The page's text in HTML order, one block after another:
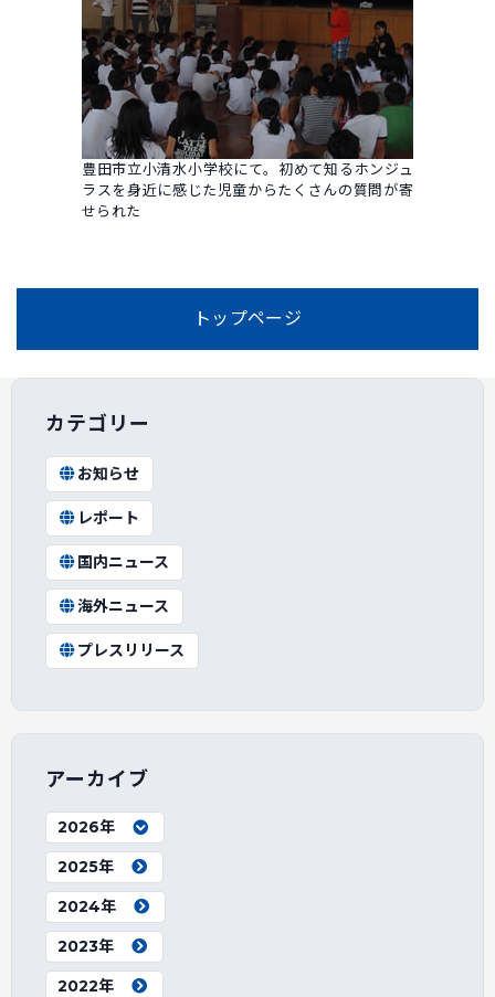
豊田市立小清水小学校にて。初めて知るホンジュ
ラスを身近に感じた児童からたくさんの質問が寄
せられた
トップページ
カテゴリー
お知らせ
レポート
国内ニュース
海外ニュース
プレスリリース
アーカイブ
2026年
2025年
2024年
2023年
2022年